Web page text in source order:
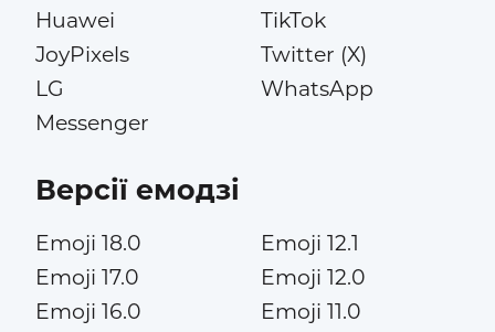
Huawei
JoyPixels
LG
Messenger
TikTok
Twitter (X)
WhatsApp
Версії емодзі
Emoji 18.0
Emoji 17.0
Emoji 16.0
Emoji 12.1
Emoji 12.0
Emoji 11.0